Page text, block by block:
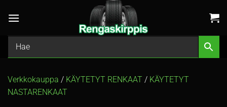
Verkkokauppa / KÄYTETYT RENKAAT / KÄYTETYT
NASTARENKAAT